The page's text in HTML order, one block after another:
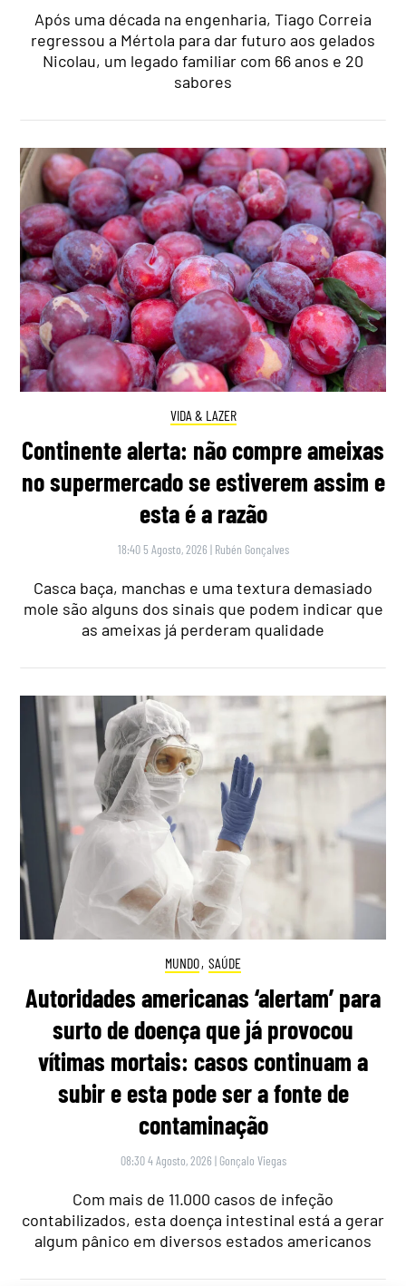
Após uma década na engenharia, Tiago Correia
regressou a Mértola para dar futuro aos gelados
Nicolau, um legado familiar com 66 anos e 20
sabores
VIDA & LAZER
Continente alerta: não compre ameixas
no supermercado se estiverem assim e
esta é a razão
18:40 5 Agosto, 2026 | Rubén Gonçalves
Casca baça, manchas e uma textura demasiado
mole são alguns dos sinais que podem indicar que
as ameixas já perderam qualidade
MUNDO, SAÚDE
Autoridades americanas ‘alertam’ para
surto de doença que já provocou
vítimas mortais: casos continuam a
subir e esta pode ser a fonte de
contaminação
08:30 4 Agosto, 2026 | Gonçalo Viegas
Com mais de 11.000 casos de infeção
contabilizados, esta doença intestinal está a gerar
algum pânico em diversos estados americanos